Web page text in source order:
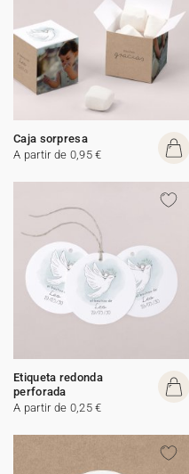
Caja sorpresa
A partir de 0,95 €
Etiqueta redonda
perforada
A partir de 0,25 €